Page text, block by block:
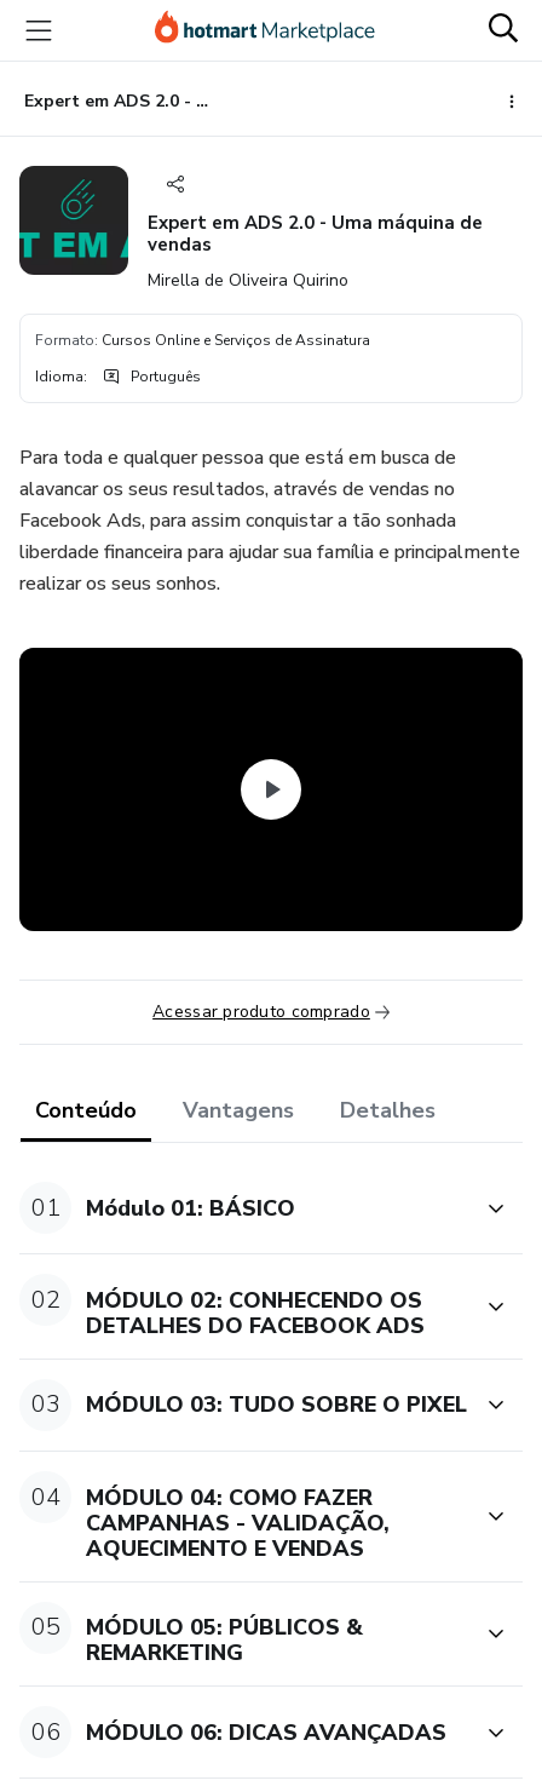
para
conteúdo
principal
para
pagamento
para
rodapé
Expert em ADS 2.0 - Uma máquina de vendas
Expert em ADS 2.0 - Uma máquina de
vendas
Mirella de Oliveira Quirino
Formato: Cursos Online e Serviços de Assinatura
Idioma: Português
Para toda e qualquer pessoa que está em busca de
alavancar os seus resultados, através de vendas no
Facebook Ads, para assim conquistar a tão sonhada
liberdade financeira para ajudar sua família e principalmente
realizar os seus sonhos.
Acessar produto comprado
Conteúdo Vantagens Detalhes
01 Módulo 01: BÁSICO
02
MÓDULO 02: CONHECENDO OS
DETALHES DO FACEBOOK ADS
03 MÓDULO 03: TUDO SOBRE O PIXEL
04
MÓDULO 04: COMO FAZER
CAMPANHAS - VALIDAÇÃO,
AQUECIMENTO E VENDAS
05
MÓDULO 05: PÚBLICOS &
REMARKETING
06 MÓDULO 06: DICAS AVANÇADAS